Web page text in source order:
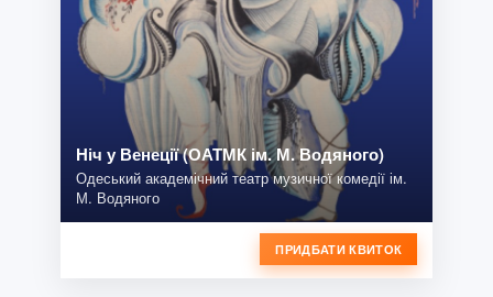
Ніч у Венеції (ОАТМК ім. М. Водяного)
Одеський академічний театр музичної комедії ім.
М. Водяного
ПРИДБАТИ КВИТОК